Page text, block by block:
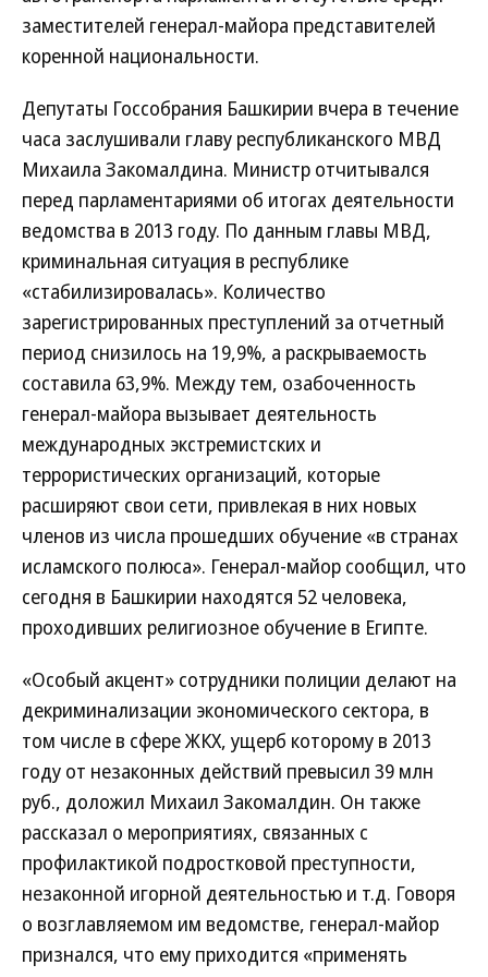
заместителей генерал-майора представителей
коренной национальности.
Депутаты Госсобрания Башкирии вчера в течение
часа заслушивали главу республиканского МВД
Михаила Закомалдина. Министр отчитывался
перед парламентариями об итогах деятельности
ведомства в 2013 году. По данным главы МВД,
криминальная ситуация в республике
«стабилизировалась». Количество
зарегистрированных преступлений за отчетный
период снизилось на 19,9%, а раскрываемость
составила 63,9%. Между тем, озабоченность
генерал-майора вызывает деятельность
международных экстремистских и
террористических организаций, которые
расширяют свои сети, привлекая в них новых
членов из числа прошедших обучение «в странах
исламского полюса». Генерал-майор сообщил, что
сегодня в Башкирии находятся 52 человека,
проходивших религиозное обучение в Египте.
«Особый акцент» сотрудники полиции делают на
декриминализации экономического сектора, в
том числе в сфере ЖКХ, ущерб которому в 2013
году от незаконных действий превысил 39 млн
руб., доложил Михаил Закомалдин. Он также
рассказал о мероприятиях, связанных с
профилактикой подростковой преступности,
незаконной игорной деятельностью и т.д. Говоря
о возглавляемом им ведомстве, генерал-майор
признался, что ему приходится «применять